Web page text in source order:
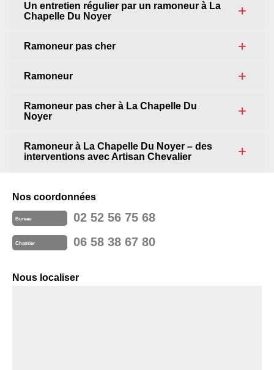
Un entretien régulier par un ramoneur à La
Chapelle Du Noyer
Ramoneur pas cher
Ramoneur
Ramoneur pas cher à La Chapelle Du
Noyer
Ramoneur à La Chapelle Du Noyer – des
interventions avec Artisan Chevalier
Nos coordonnées
Bureau 02 52 56 75 68
Chantier 06 58 38 67 80
Nous localiser